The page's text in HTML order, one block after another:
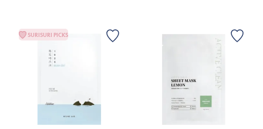
SURISURI PICKS